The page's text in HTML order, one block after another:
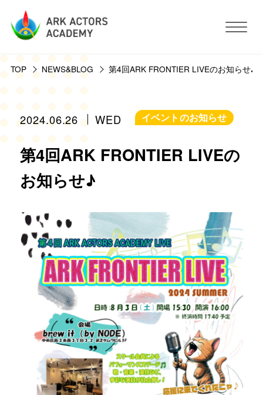
アークアクターズアカデミーについて
コース・予約方法・料金
スタジオ設備
講師紹介 お客様の声
お知らせ＆ブログ アクセス
会社概要
FREE TRIAL
無料体験レッスン
TOP NEWS&BLOG 第4回ARK FRONTIER LIVEのお知らせ♪
2024.06.26 WED イベントのお知らせ
第4回ARK FRONTIER LIVEの
お知らせ♪